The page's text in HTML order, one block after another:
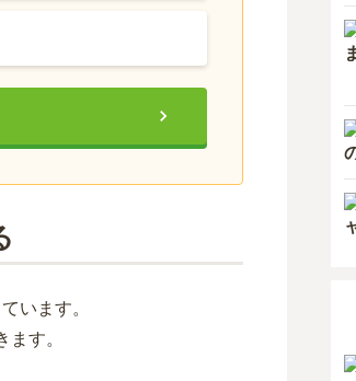
います。
す。